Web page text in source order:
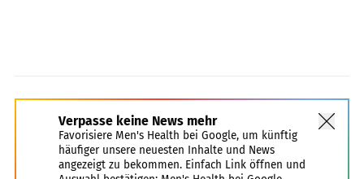
Verpasse keine News mehr
Favorisiere Men's Health bei Google, um künftig
häufiger unsere neuesten Inhalte und News
angezeigt zu bekommen. Einfach Link öffnen und